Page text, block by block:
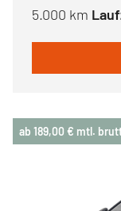
5.000 km
ab 189,00 € mtl.